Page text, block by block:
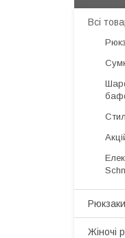
Всі
Жіночі